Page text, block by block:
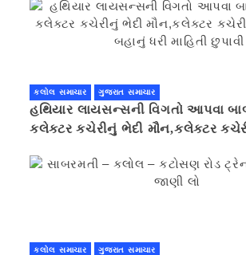
કલોલ સમાચાર ગુજરાત સમાચાર
હથિયાર લાયસન્સની વિગતો આપવા
કલેક્ટર કચેરીનું ભેદી મૌન,કલેક્ટર
કલોલ સમાચાર ગુજરાત સમાચાર